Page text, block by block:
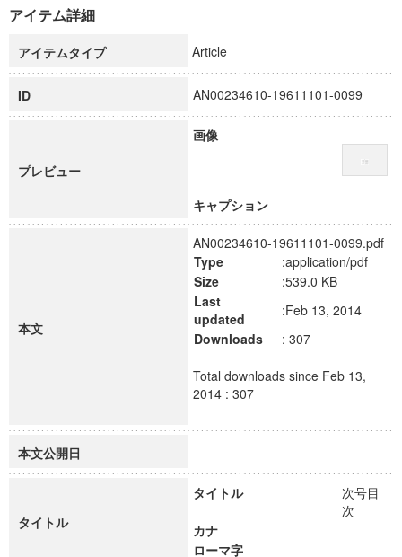
科学研究費補助金研究成果報告書
慶應義塾大学グローバルCOEプログラム市民社会ガバナンス
慶應義塾大学グローバルCOEプログラム論理と感性の先端的
博士課程教育リーディングプログラム「超成熟社会発展のサ
学術雑誌掲載論文等(8)
アイテム詳細
アイテムタイプ Article
ID AN00234610-19611101-0099
プレビュー
画像
キャプション
本文
AN00234610-19611101-0099.pdf
Type
:application/pdf
Size
:539.0 KB
Last
updated
:Feb 13, 2014
Downloads
: 307
Total downloads since Feb 13,
2014 : 307
本文公開日
タイトル
タイトル
次号目
次
カナ
ローマ字